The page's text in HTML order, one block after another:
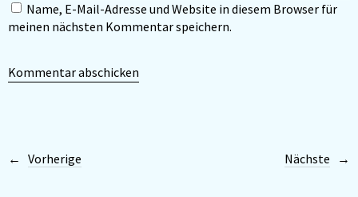
Name, E-Mail-Adresse und Website in diesem Browser für
meinen nächsten Kommentar speichern.
Vorherige Nächste